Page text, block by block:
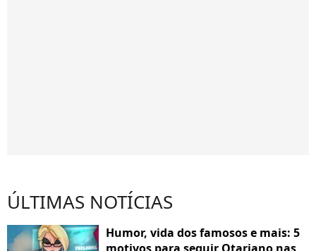
ÚLTIMAS NOTÍCIAS
Humor, vida dos famosos e mais: 5